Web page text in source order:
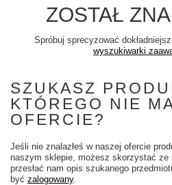
ZOSTAŁ
Spróbuj sprecyzować
wyszukiwarki
SZUKASZ
KTÓREGO NIE
OFERCIE?
Jeśli nie znalazłeś w naszej ofercie
naszym sklepie, możesz skorzystać ze
przesłać nam opis szukanego
być zalogowany.